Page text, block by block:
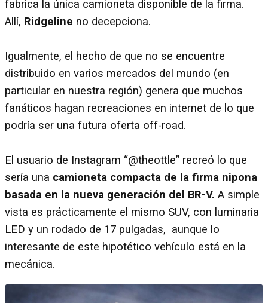
fabrica la única camioneta disponible de la firma.
Allí, Ridgeline no decepciona.
Igualmente, el hecho de que no se encuentre
distribuido en varios mercados del mundo (en
particular en nuestra región) genera que muchos
fanáticos hagan recreaciones en internet de lo que
podría ser una futura oferta off-road.
El usuario de Instagram “@theottle” recreó lo que
sería una camioneta compacta de la firma nipona
basada en la nueva generación del BR-V. A simple
vista es prácticamente el mismo SUV, con luminaria
LED y un rodado de 17 pulgadas, aunque lo
interesante de este hipotético vehículo está en la
mecánica.